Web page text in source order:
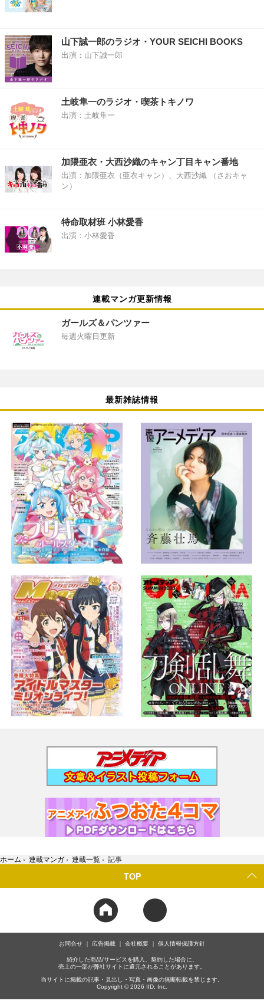
山下誠一郎のラジオ・YOUR SEICHI BOOKS
出演：山下誠一郎
土岐隼一のラジオ・喫茶トキノワ
出演：土岐隼一
加隈亜衣・大西沙織のキャン丁目キャン番地
出演：加隈亜衣（亜衣キャン）、大西沙織 （さおキャ
ン）
特命取材班 小林愛香
出演：小林愛香
連載マンガ更新情報
ガールズ＆パンツァー
毎週火曜日更新
最新雑誌情報
ホーム › 連載マンガ › 連載一覧 › 記事
TOP
お問合せ 広告掲載 会社概要 個人情報保護方針
紹介した商品/サービスを購入、契約した場合に、
売上の一部が弊社サイトに還元されることがあります。
当サイトに掲載の記事・見出し・写真・画像の無断転載を禁じます。
Copyright © 2026 IID, Inc.